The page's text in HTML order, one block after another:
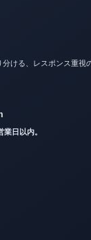
ける、レスポンス重視
日以内。